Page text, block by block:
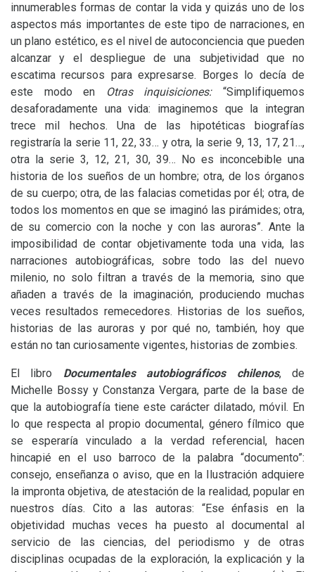
innumerables formas de contar la vida y quizás uno de los
aspectos más importantes de este tipo de narraciones, en
un plano estético, es el nivel de autoconciencia que pueden
alcanzar y el despliegue de una subjetividad que no
escatima recursos para expresarse. Borges lo decía de
este modo en
Otras inquisiciones:“Simplifiquemos
desaforadamente una vida: imaginemos que la integran
trece mil hechos. Una de las hipotéticas biografías
registraría la serie 11, 22, 33… y otra, la serie 9, 13, 17, 21…,
otra la serie 3, 12, 21, 30, 39… No es inconcebible una
historia de los sueños de un hombre; otra, de los órganos
de su cuerpo; otra, de las falacias cometidas por él; otra, de
todos los momentos en que se imaginó las pirámides; otra,
de su comercio con la noche y con las auroras”. Ante la
imposibilidad de contar objetivamente toda una vida, las
narraciones autobiográficas, sobre todo las del nuevo
milenio, no solo filtran a través de la memoria, sino que
añaden a través de la imaginación, produciendo muchas
veces resultados remecedores. Historias de los sueños,
historias de las auroras y por qué no, también, hoy que
están no tan curiosamente vigentes, historias de zombies.
El libro Documentales autobiográficos chilenos, de
Michelle Bossy y Constanza Vergara, parte de la base de
que la autobiografía tiene este carácter dilatado, móvil. En
lo que respecta al propio documental, género fílmico que
se esperaría vinculado a la verdad referencial, hacen
hincapié en el uso barroco de la palabra “documento”:
consejo, enseñanza o aviso, que en la Ilustración adquiere
la impronta objetiva, de atestación de la realidad, popular en
nuestros días. Cito a las autoras: “Ese énfasis en la
objetividad muchas veces ha puesto al documental al
servicio de las ciencias, del periodismo y de otras
disciplinas ocupadas de la exploración, la explicación y la